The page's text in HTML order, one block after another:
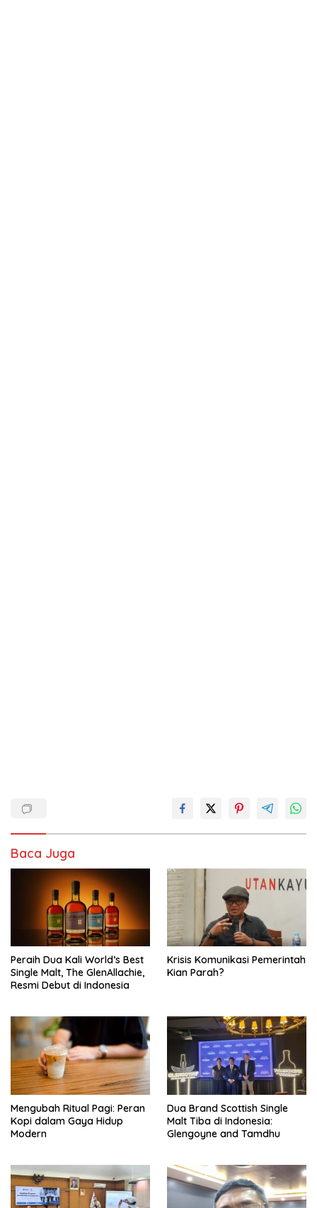
Baca Juga
Peraih Dua Kali World’s Best
Single Malt, The GlenAllachie,
Resmi Debut di Indonesia
Krisis Komunikasi Pemerintah
Kian Parah?
Mengubah Ritual Pagi: Peran
Kopi dalam Gaya Hidup
Modern
Dua Brand Scottish Single
Malt Tiba di Indonesia:
Glengoyne and Tamdhu